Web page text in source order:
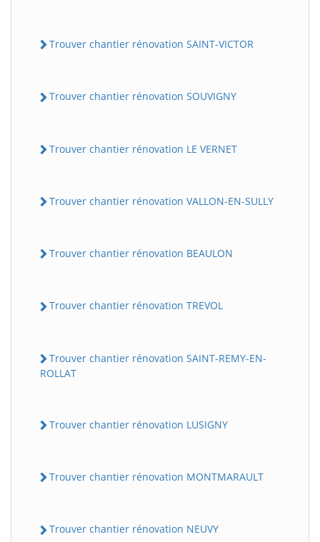
Trouver chantier rénovation SAINT-VICTOR
Trouver chantier rénovation SOUVIGNY
Trouver chantier rénovation LE VERNET
Trouver chantier rénovation VALLON-EN-SULLY
Trouver chantier rénovation BEAULON
Trouver chantier rénovation TREVOL
Trouver chantier rénovation SAINT-REMY-EN-
ROLLAT
Trouver chantier rénovation LUSIGNY
Trouver chantier rénovation MONTMARAULT
Trouver chantier rénovation NEUVY